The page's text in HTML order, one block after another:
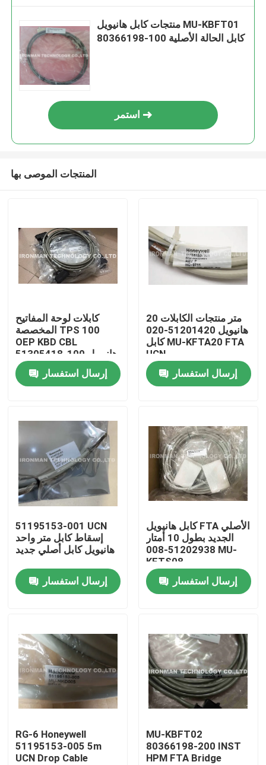
منزل
حول بنا
إتصال
المنتجات
وحدة التحكم PLC
تحكم هانيويل HC900
بطارية هانيويل
منتجات كابل هانيويل MU-KBFT01
80366198-100 كابل الحالة الأصلية
استمر
المنتجات الموصى بها
كابلات لوحة المفاتيح
المخصصة TPS 100
OEP KBD CBL
51305418-100 هانيويل
إرسال استفسار
20 متر منتجات الكابلات
هانيويل 51201420-020
كابل MU-KFTA20 FTA
UCN
إرسال استفسار
51195153-001 UCN
إسقاط كابل متر واحد
هانيويل كابل أصلي جديد
إرسال استفسار
كابل هانيويل FTA الأصلي
الجديد بطول 10 أمتار
51202938-008 MU-
KFTS08
إرسال استفسار
RG-6 Honeywell
51195153-005 5m
UCN Drop Cable
MU-KBFT02
80366198-200 INST
HPM FTA Bridge